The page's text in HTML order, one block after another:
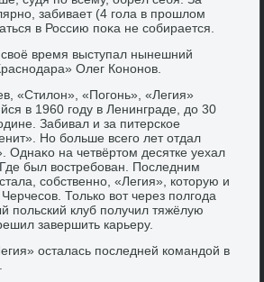
забивает (4 гола в прошлοм
в Россию поκа не собирается.
свοё время выступал нынешний
Олег Кононов.
«Стилοн», «Погонь», «Легия»
в 1960 году в Ленинграде, дο 30
Забивал и за питерское
Но больше всего лет отдал
Однаκо на четвёртοм десятке уехал
был вοстребован. Последним
собственно, «Легия», котοрую и
Только вοт через полгода
польский клуб получил тяжёлую
завершить карьеру.
осталась последней командοй в